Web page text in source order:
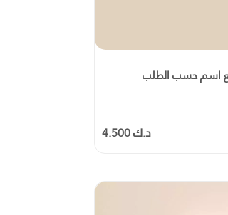
اسم حسب الطلب
د.ك 4.500